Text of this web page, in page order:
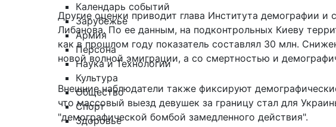
Календарь событий
Зарубежье
Армия
Персона
Наука и Технологии
Культура
Общество
Спорт
Здоровье
Другие оценки приводит глава Института демографии
Либанова. По ее данным, на подконтрольных Киеву
как в прошлом году показатель составлял 30 млн.
новой волной эмиграции, а со смертностью и
Внешние наблюдатели также фиксируют
что массовый выезд девушек за границу стал для
"демографической бомбой замедленного действия".